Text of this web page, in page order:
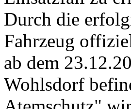
Durch die
Fahrzeug
ab dem
Wohlsdorf